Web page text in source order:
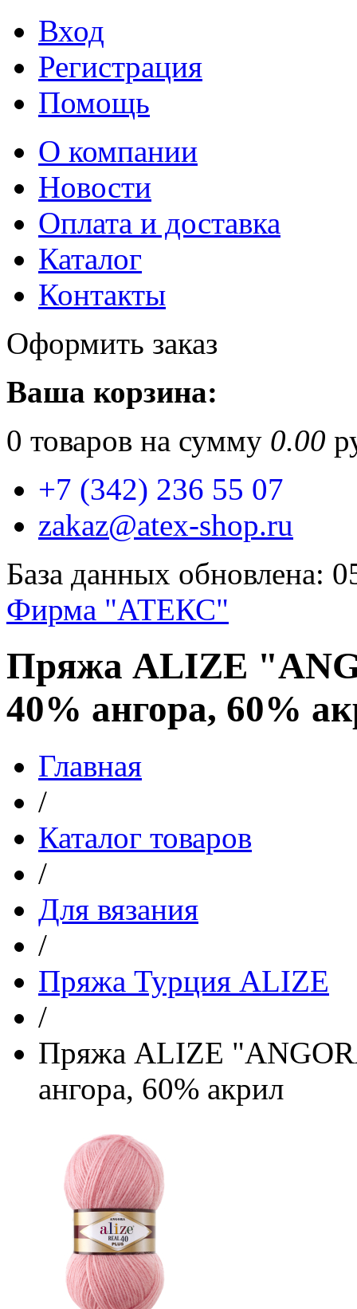
Вход
Регистрация
Помощь
О компании
Новости
Оплата и доставка
Каталог
Контакты
Оформить заказ
Ваша корзина:
0 товаров на сумму 0.00
+7 (342) 236 55 07
zakaz@atex-shop.ru
База данных обновлена:
Фирма "АТЕКС"
Пряжа ALIZE
40% ангора, 60%
Главная
/
Каталог товаров
/
Для вязания
/
Пряжа Турция ALIZE
/
Пряжа ALIZE
ангора, 60% акрил